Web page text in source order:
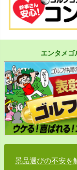
エンタメゴ
景品選びの不安を